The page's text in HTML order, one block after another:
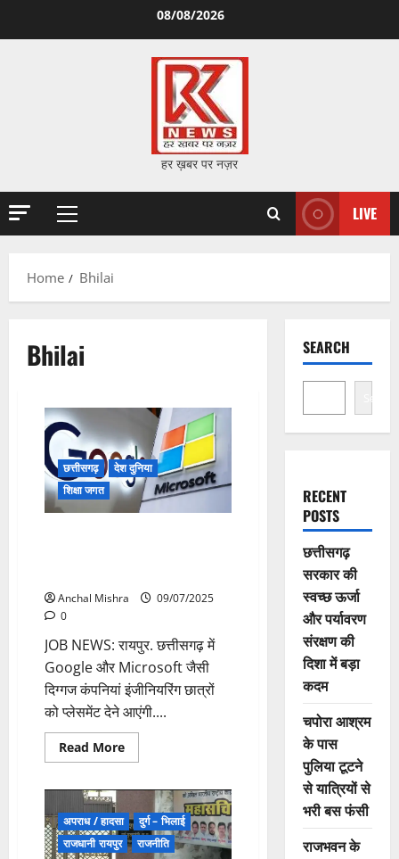
08/08/2026
हर ख़बर पर नज़र
Primary
LIVE
Home Bhilai
Bhilai
छत्तीसगढ़
देश दुनिया
शिक्षा जगत
Anchal Mishra
09/07/2025
0
JOB NEWS: रायपुर. छत्तीसगढ़ में
Google और Microsoft जैसी
दिग्गज कंपनियां इंजीनियरिंग छात्रों
को प्लेसमेंट देने आएंगी....
Read MoreRead
more
NEWS:
छत्तीसगढ़
के
इंजीनियरिंग
छात्रों
अपराध / हादसा
दुर्ग – भिलाई
राजधानी रायपुर
राजनीति
SEARCH
Search
RECENT
POSTS
छत्तीसगढ़
सरकार की
स्वच्छ ऊर्जा
और पर्यावरण
संरक्षण की
दिशा में बड़ा
कदम
चपोरा आश्रम
के पास
पुलिया टूटने
से यात्रियों से
भरी बस फंसी
राजभवन के